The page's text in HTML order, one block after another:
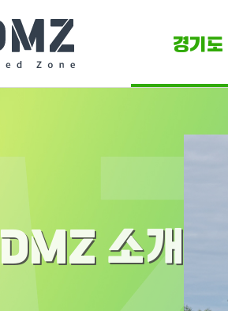
경기
DMZ 소개